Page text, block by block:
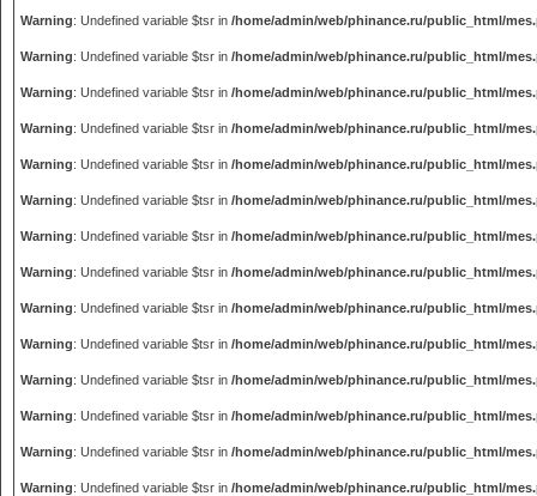
Warning: Undefined variable $tsr in /home/admin/web/phinance.ru/public_html/
Warning: Undefined variable $tsr in /home/admin/web/phinance.ru/public_html/
Warning: Undefined variable $tsr in /home/admin/web/phinance.ru/public_html/
Warning: Undefined variable $tsr in /home/admin/web/phinance.ru/public_html/
Warning: Undefined variable $tsr in /home/admin/web/phinance.ru/public_html/
Warning: Undefined variable $tsr in /home/admin/web/phinance.ru/public_html/
Warning: Undefined variable $tsr in /home/admin/web/phinance.ru/public_html/
Warning: Undefined variable $tsr in /home/admin/web/phinance.ru/public_html/
Warning: Undefined variable $tsr in /home/admin/web/phinance.ru/public_html/
Warning: Undefined variable $tsr in /home/admin/web/phinance.ru/public_html/
Warning: Undefined variable $tsr in /home/admin/web/phinance.ru/public_html/
Warning: Undefined variable $tsr in /home/admin/web/phinance.ru/public_html/
Warning: Undefined variable $tsr in /home/admin/web/phinance.ru/public_html/
Warning: Undefined variable $tsr in /home/admin/web/phinance.ru/public_html/